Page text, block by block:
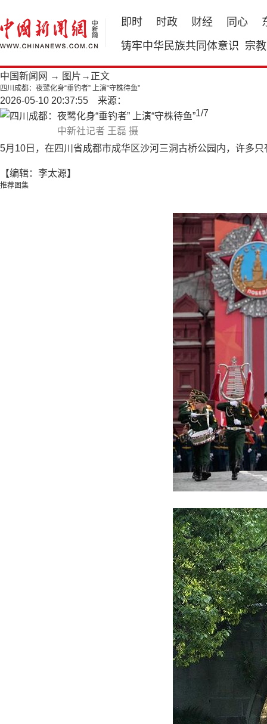
即时 时政 财经 同心
铸牢中华民族共同体意识 宗教
中国新闻网 → 图片 →正文
四川成都：夜鹭化身“垂钓者” 上演“守株待鱼”
2026-05-10 20:37:55 来源：
中新社记者 王磊 摄
1/7
5月10日，在四川省成都市成华区沙河三洞古桥公园内，许多
【编辑：李太源】
推荐图集